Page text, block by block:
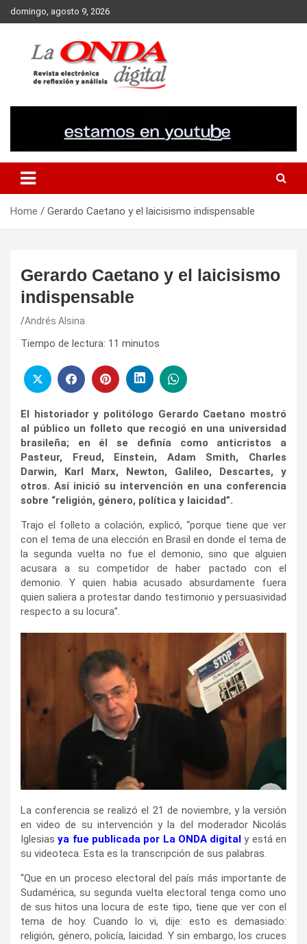
Skip
to
domingo, agosto 9, 2026
Home Gerardo Caetano y el laicisismo indispensable
Gerardo Caetano y el laicisismo
indispensable
Andrés Alsina
Tiempo de lectura: 11 minutos
El historiador y politólogo Gerardo Caetano mostró
al público un folleto que recogió en una universidad
brasileña; en él se definía como anticristos a
Pasteur, Freud, Einstein, Adam Smith, Charles
Darwin, Karl Marx, Newton, Galileo, Descartes, y
otros. Así inició su intervención en una conferencia
sobre “religión, género, política y laicidad”.
Trajo el folleto a colación, explicó, “porque tiene que ver
con el tema de una elección en Brasil en donde el tema de
la segunda vuelta no fue el demonio, sino que alguien
acusara a su competidor de haber pactado con el
demonio. Y quien habia acusado absurdamente fuera
quien saliera a protestar dando testimonio y persuasividad
respecto a su locura”.
La conferencia se realizó el 21 de noviembre, y la versión
en video de su intervención y la del moderador Nicolás
Iglesiasya fue publicada por La ONDA digitaly está en
su videoteca. Esta es la transcripción de sus palabras.
“Que en un proceso electoral del país más importante de
Sudamérica, su segunda vuelta electoral tenga como uno
de sus hitos una locura de este tipo, tiene que ver con el
tema de hoy. Cuando lo vi, dije: esto es demasiado:
religión, género, policía, laicidad. Y sin embargo, los cruces